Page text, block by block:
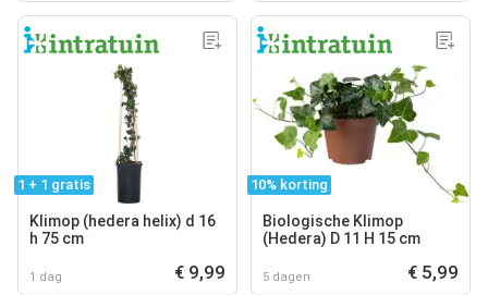
1 + 1 gratis
Klimop (hedera helix) d 16
h 75 cm
1 dag € 9,99
10% korting
Biologische Klimop
(Hedera) D 11 H 15 cm
5 dagen € 5,99